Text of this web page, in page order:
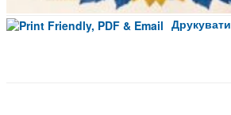
Друкувати